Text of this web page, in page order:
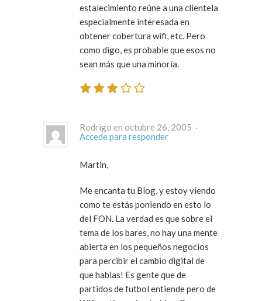
estalecimiento reúne a una clientela
especialmente interesada en
obtener cobertura wifi, etc. Pero
como digo, es probable que esos no
sean más que una minoría.
Rodrigo en octubre 26, 2005 ·
Accede para responder
Martin,
Me encanta tu Blog, y estoy viendo
como te estás poniendo en esto lo
del FON. La verdad es que sobre el
tema de los bares, no hay una mente
abierta en los pequeños negocios
para percibir el cambio digital de
que hablas! Es gente que de
partidos de futbol entiende pero de